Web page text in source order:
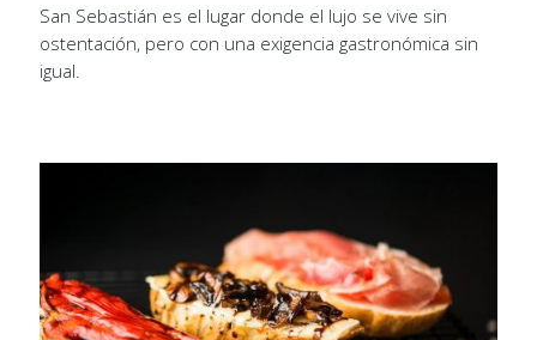
San Sebastián es el lugar donde el lujo se vive sin
ostentación, pero con una exigencia gastronómica sin
igual.